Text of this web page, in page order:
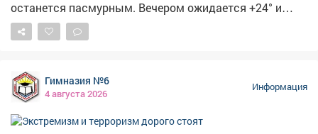
останется пасмурным. Вечером ожидается +24° и
облачно с прояснениями, а ночью похолодает до +17°-
пасмурно. 🏙5августа чествуем изобретение, без
город. 🚦С Международным днём светофора! Первый
светофор появился в 1868году в Лондоне-он был
механическим, работал на газе и управлялся вручную.
Электрическую версию с красным и зелёным
Гимназия №6
4 августа 2026
Информация